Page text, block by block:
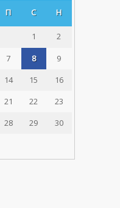
П С Н
1
2
7 8
9
14 15
16
21 22
23
28 29
30